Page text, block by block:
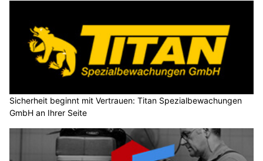
Sicherheit beginnt mit Vertrauen: Titan Spezialbewachungen
GmbH an Ihrer Seite